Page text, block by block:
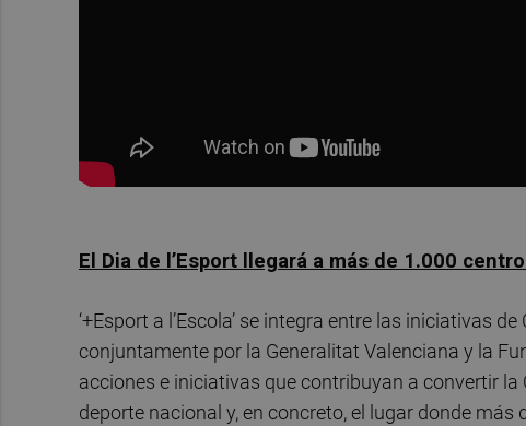
El Dia de l’Esport llegará a más de 1.000
‘+Esport a l’Escola’ se integra entre las iniciativas
conjuntamente por la Generalitat Valenciana y la
acciones e iniciativas que contribuyan a convertir
deporte nacional y, en concreto, el lugar donde